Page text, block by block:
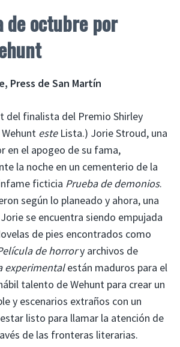
de octubre por
Press de San Martín
del finalista del Premio Shirley
esteLista.) Jorie Stroud, una
en el apogeo de su fama,
la noche en un cementerio de la
ficticia Prueba de demonios.
según lo planeado y ahora, una
se encuentra siendo empujada
de pies encontrados como
de horrory archivos de
experimentalestán maduros para el
talento de Wehunt para crear un
y escenarios extraños con un
listo para llamar la atención de
de las fronteras literarias.